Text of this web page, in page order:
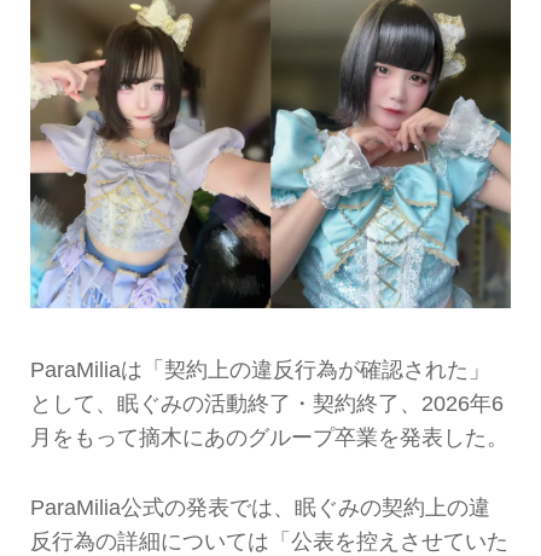
ParaMiliaは「契約上の違反行為が確認された」
として、眠ぐみの活動終了・契約終了、2026年6
月をもって摘木にあのグループ卒業を発表した。
ParaMilia公式の発表では、眠ぐみの契約上の違
反行為の詳細については「公表を控えさせていた